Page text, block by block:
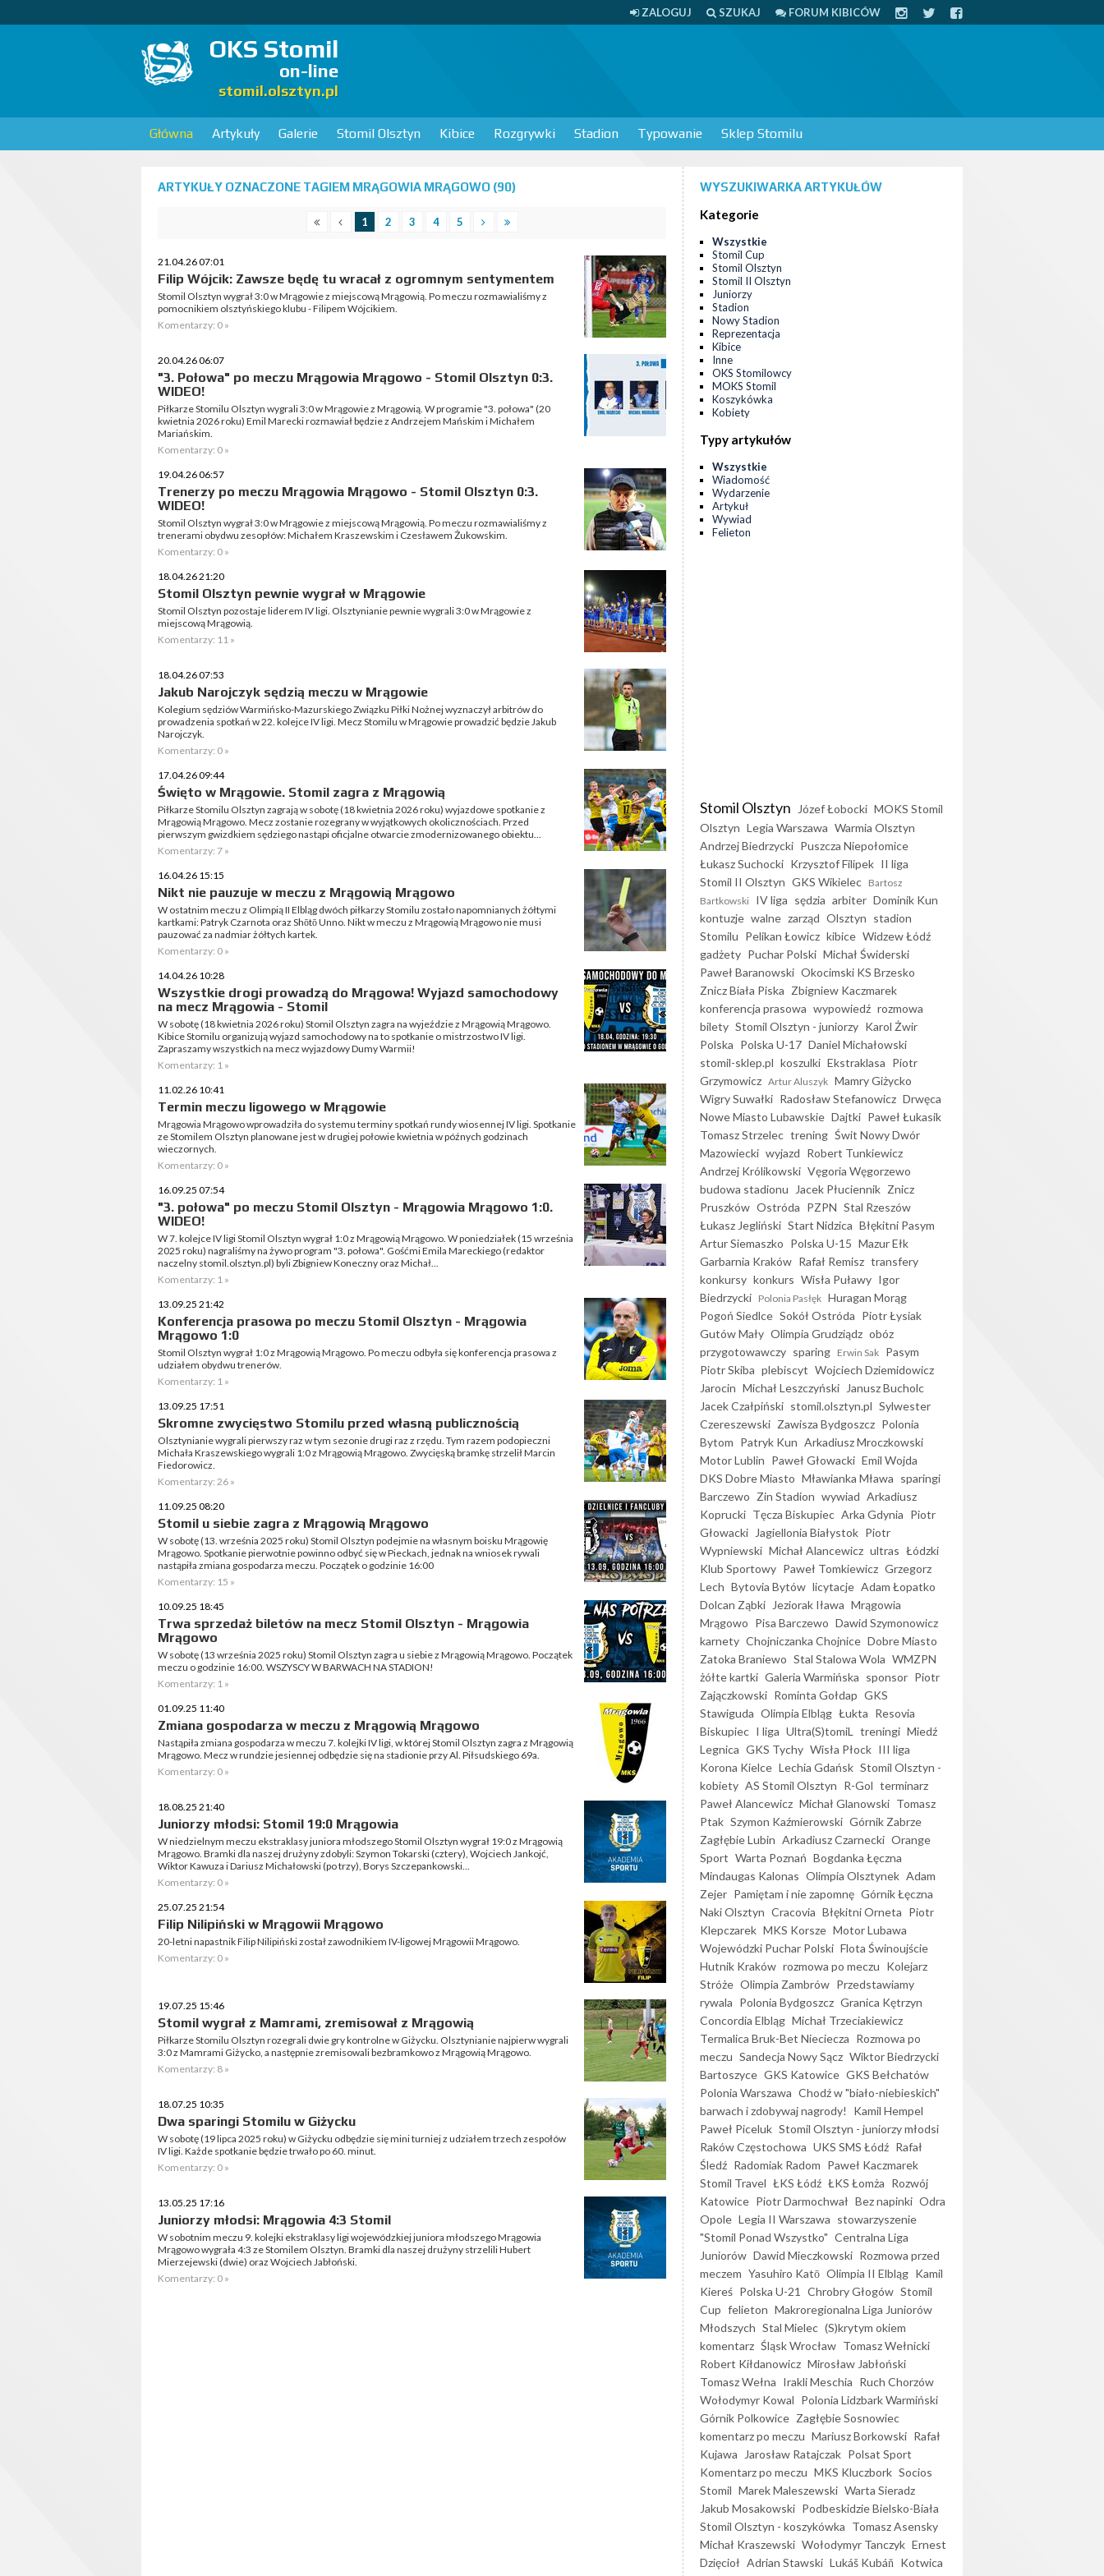
ZALOGUJ SZUKAJ FORUM KIBICÓW
OKS Stomil
on-line
stomil.olsztyn.pl
Główna Artykuły Galerie Stomil Olsztyn Kibice Rozgrywki Stadion Typowanie Sklep Stomilu
ARTYKUŁY OZNACZONE TAGIEM MRĄGOWIA MRĄGOWO (90)
1 2 3 4 5
21.04.26 07:01
Filip Wójcik: Zawsze będę tu wracał z ogromnym sentymentem
Stomil Olsztyn wygrał 3:0 w Mrągowie z miejscową Mrągowią. Po meczu rozmawialiśmy z
pomocnikiem olsztyńskiego klubu - Filipem Wójcikiem.
Komentarzy: 0 »
20.04.26 06:07
"3. Połowa" po meczu Mrągowia Mrągowo - Stomil Olsztyn 0:3.
WIDEO!
Piłkarze Stomilu Olsztyn wygrali 3:0 w Mrągowie z Mrągowią. W programie "3. połowa" (20
kwietnia 2026 roku) Emil Marecki rozmawiał będzie z Andrzejem Mańskim i Michałem
Mariańskim.
Komentarzy: 0 »
19.04.26 06:57
Trenerzy po meczu Mrągowia Mrągowo - Stomil Olsztyn 0:3.
WIDEO!
Stomil Olsztyn wygrał 3:0 w Mrągowie z miejscową Mrągowią. Po meczu rozmawialiśmy z
trenerami obydwu zesopłów: Michałem Kraszewskim i Czesławem Żukowskim.
Komentarzy: 0 »
18.04.26 21:20
Stomil Olsztyn pewnie wygrał w Mrągowie
Stomil Olsztyn pozostaje liderem IV ligi. Olsztynianie pewnie wygrali 3:0 w Mrągowie z
miejscową Mrągowią.
Komentarzy: 11 »
18.04.26 07:53
Jakub Narojczyk sędzią meczu w Mrągowie
Kolegium sędziów Warmińsko-Mazurskiego Związku Piłki Nożnej wyznaczył arbitrów do
prowadzenia spotkań w 22. kolejce IV ligi. Mecz Stomilu w Mrągowie prowadzić będzie Jakub
Narojczyk.
Komentarzy: 0 »
17.04.26 09:44
Święto w Mrągowie. Stomil zagra z Mrągowią
Piłkarze Stomilu Olsztyn zagrają w sobotę (18 kwietnia 2026 roku) wyjazdowe spotkanie z
Mrągowią Mrągowo. Mecz zostanie rozegrany w wyjątkowych okolicznościach. Przed
pierwszym gwizdkiem sędziego nastąpi oficjalne otwarcie zmodernizowanego obiektu...
Komentarzy: 7 »
16.04.26 15:15
Nikt nie pauzuje w meczu z Mrągowią Mrągowo
W ostatnim meczu z Olimpią II Elbląg dwóch piłkarzy Stomilu zostało napomnianych żółtymi
kartkami: Patryk Czarnota oraz Shōtō Unno. Nikt w meczu z Mrągowią Mrągowo nie musi
pauzować za nadmiar żółtych kartek.
Komentarzy: 0 »
14.04.26 10:28
Wszystkie drogi prowadzą do Mrągowa! Wyjazd samochodowy
na mecz Mrągowia - Stomil
W sobotę (18 kwietnia 2026 roku) Stomil Olsztyn zagra na wyjeździe z Mrągowią Mrągowo.
Kibice Stomilu organizują wyjazd samochodowy na to spotkanie o mistrzostwo IV ligi.
Zapraszamy wszystkich na mecz wyjazdowy Dumy Warmii!
Komentarzy: 1 »
11.02.26 10:41
Termin meczu ligowego w Mrągowie
Mrągowia Mrągowo wprowadziła do systemu terminy spotkań rundy wiosennej IV ligi. Spotkanie
ze Stomilem Olsztyn planowane jest w drugiej połowie kwietnia w późnych godzinach
wieczornych.
Komentarzy: 0 »
16.09.25 07:54
"3. połowa" po meczu Stomil Olsztyn - Mrągowia Mrągowo 1:0.
WIDEO!
W 7. kolejce IV ligi Stomil Olsztyn wygrał 1:0 z Mrągowią Mrągowo. W poniedziałek (15 września
2025 roku) nagraliśmy na żywo program "3. połowa". Gośćmi Emila Mareckiego (redaktor
naczelny stomil.olsztyn.pl) byli Zbigniew Koneczny oraz Michał...
Komentarzy: 1 »
13.09.25 21:42
Konferencja prasowa po meczu Stomil Olsztyn - Mrągowia
Mrągowo 1:0
Stomil Olsztyn wygrał 1:0 z Mrągowią Mrągowo. Po meczu odbyła się konferencja prasowa z
udziałem obydwu trenerów.
Komentarzy: 1 »
13.09.25 17:51
Skromne zwycięstwo Stomilu przed własną publicznością
Olsztynianie wygrali pierwszy raz w tym sezonie drugi raz z rzędu. Tym razem podopieczni
Michała Kraszewskiego wygrali 1:0 z Mrągowią Mrągowo. Zwycięską bramkę strzelił Marcin
Fiedorowicz.
Komentarzy: 26 »
11.09.25 08:20
Stomil u siebie zagra z Mrągowią Mrągowo
W sobotę (13. września 2025 roku) Stomil Olsztyn podejmie na własnym boisku Mrągowię
Mrągowo. Spotkanie pierwotnie powinno odbyć się w Pieckach, jednak na wniosek rywali
nastąpiła zmiana gospodarza meczu. Początek o godzinie 16:00
Komentarzy: 15 »
10.09.25 18:45
Trwa sprzedaż biletów na mecz Stomil Olsztyn - Mrągowia
Mrągowo
W sobotę (13 września 2025 roku) Stomil Olsztyn zagra u siebie z Mrągowią Mrągowo. Początek
meczu o godzinie 16:00. WSZYSCY W BARWACH NA STADION!
Komentarzy: 1 »
01.09.25 11:40
Zmiana gospodarza w meczu z Mrągowią Mrągowo
Nastąpiła zmiana gospodarza w meczu 7. kolejki IV ligi, w której Stomil Olsztyn zagra z Mrągowią
Mrągowo. Mecz w rundzie jesiennej odbędzie się na stadionie przy Al. Piłsudskiego 69a.
Komentarzy: 0 »
18.08.25 21:40
Juniorzy młodsi: Stomil 19:0 Mrągowia
W niedzielnym meczu ekstraklasy juniora młodszego Stomil Olsztyn wygrał 19:0 z Mrągowią
Mrągowo. Bramki dla naszej drużyny zdobyli: Szymon Tokarski (cztery), Wojciech Jankojć,
Wiktor Kawuza i Dariusz Michałowski (po trzy), Borys Szczepankowski...
Komentarzy: 0 »
25.07.25 21:54
Filip Nilipiński w Mrągowii Mrągowo
20-letni napastnik Filip Nilipiński został zawodnikiem IV-ligowej Mrągowii Mrągowo.
Komentarzy: 0 »
19.07.25 15:46
Stomil wygrał z Mamrami, zremisował z Mrągowią
Piłkarze Stomilu Olsztyn rozegrali dwie gry kontrolne w Giżycku. Olsztynianie najpierw wygrali
3:0 z Mamrami Giżycko, a następnie zremisowali bezbramkowo z Mrągowią Mrągowo.
Komentarzy: 8 »
18.07.25 10:35
Dwa sparingi Stomilu w Giżycku
W sobotę (19 lipca 2025 roku) w Giżycku odbędzie się mini turniej z udziałem trzech zespołów
IV ligi. Każde spotkanie będzie trwało po 60. minut.
Komentarzy: 0 »
13.05.25 17:16
Juniorzy młodsi: Mrągowia 4:3 Stomil
W sobotnim meczu 9. kolejki ekstraklasy ligi wojewódzkiej juniora młodszego Mrągowia
Mrągowo wygrała 4:3 ze Stomilem Olsztyn. Bramki dla naszej drużyny strzelili Hubert
Mierzejewski (dwie) oraz Wojciech Jabłoński.
Komentarzy: 0 »
WYSZUKIWARKA ARTYKUŁÓW
Kategorie
Wszystkie
Stomil Cup
Stomil Olsztyn
Stomil II Olsztyn
Juniorzy
Stadion
Nowy Stadion
Reprezentacja
Kibice
Inne
OKS Stomilowcy
MOKS Stomil
Koszykówka
Kobiety
Typy artykułów
Wszystkie
Wiadomość
Wydarzenie
Artykuł
Wywiad
Felieton
Stomil Olsztyn Józef Łobocki MOKS Stomil
Olsztyn Legia Warszawa Warmia Olsztyn
Andrzej Biedrzycki Puszcza Niepołomice
Łukasz Suchocki Krzysztof Filipek II liga
Stomil II Olsztyn GKS Wikielec Bartosz
Bartkowski IV liga sędzia arbiter Dominik Kun
kontuzje walne zarząd Olsztyn stadion
Stomilu Pelikan Łowicz kibice Widzew Łódź
gadżety Puchar Polski Michał Świderski
Paweł Baranowski Okocimski KS Brzesko
Znicz Biała Piska Zbigniew Kaczmarek
konferencja prasowa wypowiedź rozmowa
bilety Stomil Olsztyn - juniorzy Karol Żwir
Polska Polska U-17 Daniel Michałowski
stomil-sklep.pl koszulki Ekstraklasa Piotr
Grzymowicz Artur Aluszyk Mamry Giżycko
Wigry Suwałki Radosław Stefanowicz Drwęca
Nowe Miasto Lubawskie Dajtki Paweł Łukasik
Tomasz Strzelec trening Świt Nowy Dwór
Mazowiecki wyjazd Robert Tunkiewicz
Andrzej Królikowski Vęgoria Węgorzewo
budowa stadionu
Jacek Płuciennik Znicz
Pruszków Ostróda PZPN Stal Rzeszów
Łukasz Jegliński Start Nidzica Błękitni Pasym
Artur Siemaszko Polska U-15 Mazur Ełk
Garbarnia Kraków Rafał Remisz transfery
konkursy konkurs Wisła Puławy Igor
Biedrzycki Polonia Pasłęk Huragan Morąg
Pogoń Siedlce Sokół Ostróda Piotr Łysiak
Gutów Mały Olimpia Grudziądz obóz
przygotowawczy sparing Erwin Sak Pasym
Piotr Skiba plebiscyt Wojciech Dziemidowicz
Jarocin Michał Leszczyński
Janusz Bucholc
Jacek Czałpiński stomil.olsztyn.pl Sylwester
Czereszewski Zawisza Bydgoszcz Polonia
Bytom Patryk Kun Arkadiusz Mroczkowski
Motor Lublin Paweł Głowacki Emil Wojda
DKS Dobre Miasto Mławianka Mława sparingi
Barczewo Zin Stadion wywiad Arkadiusz
Koprucki Tęcza Biskupiec Arka Gdynia Piotr
Głowacki
Jagiellonia Białystok Piotr
Wypniewski Michał Alancewicz ultras Łódzki
Klub Sportowy Paweł Tomkiewicz Grzegorz
Lech Bytovia Bytów licytacje Adam Łopatko
Dolcan Ząbki
Jeziorak Iława Mrągowia
Mrągowo Pisa Barczewo Dawid Szymonowicz
karnety Chojniczanka Chojnice Dobre Miasto
Zatoka Braniewo Stal Stalowa Wola WMZPN
żółte kartki Galeria Warmińska sponsor Piotr
Zajączkowski Rominta Gołdap GKS
Stawiguda Olimpia Elbląg Łukta Resovia
Biskupiec I liga Ultra(S)tomiL treningi Miedź
Legnica GKS Tychy Wisła Płock III liga
Korona Kielce Lechia Gdańsk Stomil Olsztyn -
kobiety AS Stomil Olsztyn R-Gol terminarz
Paweł Alancewicz Michał Glanowski Tomasz
Ptak Szymon Kaźmierowski Górnik Zabrze
Zagłębie Lubin Arkadiusz Czarnecki Orange
Sport Warta Poznań Bogdanka Łęczna
Mindaugas Kalonas Olimpia Olsztynek Adam
Zejer Pamiętam i nie zapomnę Górnik Łęczna
Naki Olsztyn Cracovia Błękitni Orneta Piotr
Klepczarek MKS Korsze Motor Lubawa
Wojewódzki Puchar Polski Flota Świnoujście
Hutnik Kraków rozmowa po meczu Kolejarz
Stróże Olimpia Zambrów Przedstawiamy
rywala Polonia Bydgoszcz Granica Kętrzyn
Concordia Elbląg Michał Trzeciakiewicz
Termalica Bruk-Bet Nieciecza Rozmowa po
meczu Sandecja Nowy Sącz Wiktor Biedrzycki
Bartoszyce GKS Katowice GKS Bełchatów
Polonia Warszawa Chodź w "biało-niebieskich"
barwach i zdobywaj nagrody!
Kamil Hempel
Paweł Piceluk Stomil Olsztyn - juniorzy młodsi
Raków Częstochowa UKS SMS Łódź Rafał
Śledź Radomiak Radom Paweł Kaczmarek
Stomil Travel ŁKS Łódź ŁKS Łomża Rozwój
Katowice Piotr Darmochwał Bez napinki Odra
Opole Legia II Warszawa stowarzyszenie
"Stomil Ponad Wszystko" Centralna Liga
Juniorów Dawid Mieczkowski Rozmowa przed
meczem Yasuhiro Katō Olimpia II Elbląg Kamil
Kiereś Polska U-21 Chrobry Głogów Stomil
Cup felieton Makroregionalna Liga Juniorów
Młodszych Stal Mielec (S)krytym okiem
komentarz Śląsk Wrocław Tomasz Wełnicki
Robert Kiłdanowicz Mirosław Jabłoński
Tomasz Wełna Irakli Meschia Ruch Chorzów
Wołodymyr Kowal Polonia Lidzbark Warmiński
Górnik Polkowice Zagłębie Sosnowiec
komentarz po meczu Mariusz Borkowski Rafał
Kujawa
Jarosław Ratajczak Polsat Sport
Komentarz po meczu MKS Kluczbork Socios
Stomil Marek Maleszewski Warta Sieradz
Jakub Mosakowski Podbeskidzie Bielsko-Biała
Stomil Olsztyn - koszykówka Tomasz Asensky
Michał Kraszewski Wołodymyr Tanczyk Ernest
Dzięcioł Adrian Stawski Lukáš Kubáň Kotwica